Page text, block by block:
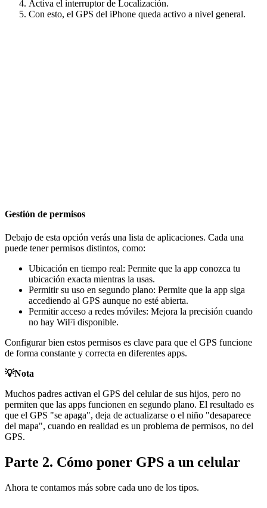
Activa el interruptor de Localización.
Con esto, el GPS del iPhone queda activo a nivel general.
Gestión de permisos
Debajo de esta opción verás una lista de aplicaciones. Cada una
puede tener permisos distintos, como:
Ubicación en tiempo real: Permite que la app conozca tu
ubicación exacta mientras la usas.
Permitir su uso en segundo plano: Permite que la app siga
accediendo al GPS aunque no esté abierta.
Permitir acceso a redes móviles: Mejora la precisión cuando
no hay WiFi disponible.
Configurar bien estos permisos es clave para que el GPS funcione
de forma constante y correcta en diferentes apps.
💡Nota
Muchos padres activan el GPS del celular de sus hijos, pero no
permiten que las apps funcionen en segundo plano. El resultado es
que el GPS "se apaga", deja de actualizarse o el niño "desaparece
del mapa", cuando en realidad es un problema de permisos, no del
GPS.
Parte 2. Cómo poner GPS a un celular
Ahora te contamos más sobre cada uno de los tipos.